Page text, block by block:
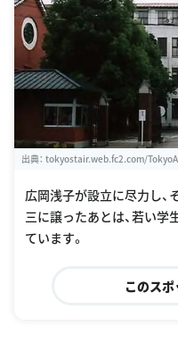
出典： tokyostair.web.fc2.com/
広岡浅子が設立に尽力し
三に譲ったあとは、若い
ています。
このス